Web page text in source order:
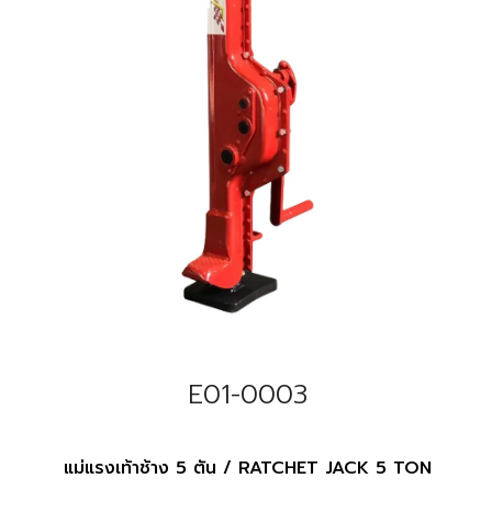
E01-0003
แม่แรงเท้าช้าง 5 ตัน / RATCHET JACK 5 TON